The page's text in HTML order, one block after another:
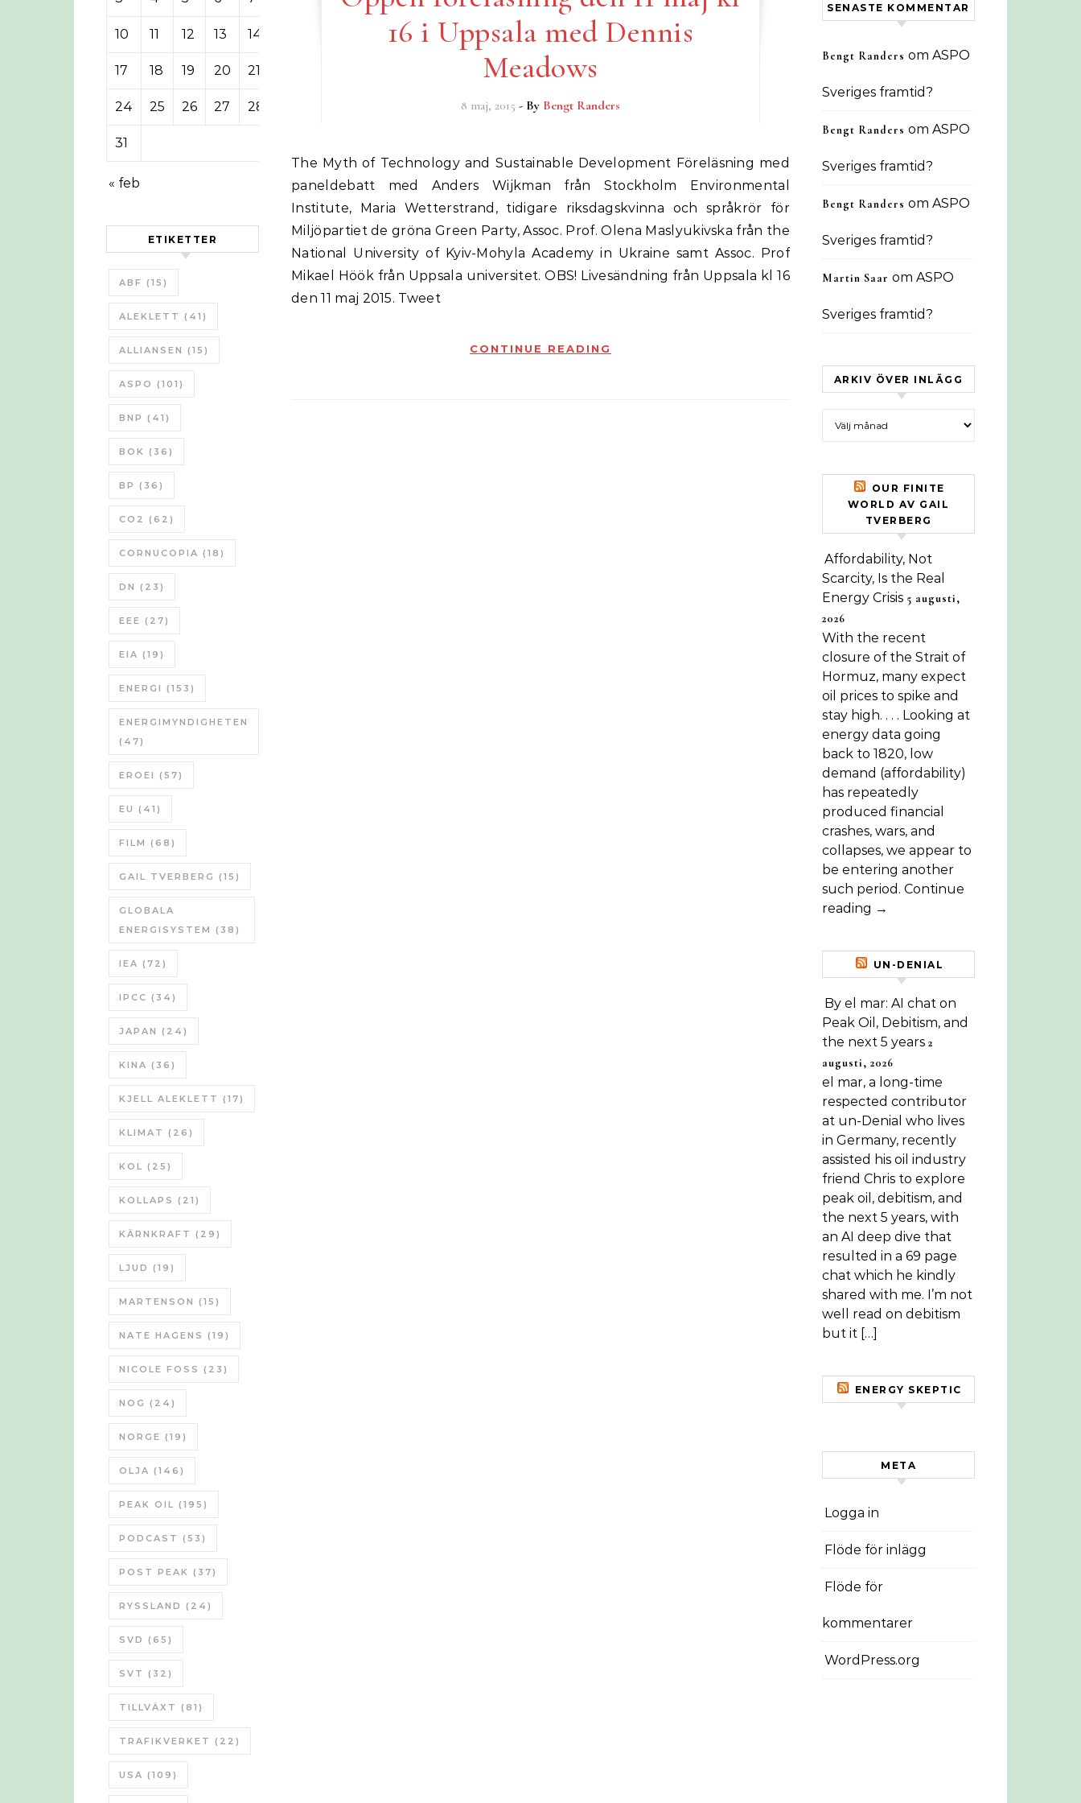
10 11 12 13 14
17 18 19 20 21
24 25 26 27 28
31
« feb
ETIKETTER
ABF (15)
ALEKLETT (41)
ALLIANSEN (15)
ASPO (101)
BNP (41)
BOK (36)
BP (36)
CO2 (62)
CORNUCOPIA (18)
DN (23)
EEE (27)
EIA (19)
ENERGI (153)
ENERGIMYNDIGHETEN
(47)
EROEI (57)
EU (41)
FILM (68)
GAIL TVERBERG (15)
GLOBALA
ENERGISYSTEM (38)
IEA (72)
IPCC (34)
JAPAN (24)
KINA (36)
KJELL ALEKLETT (17)
KLIMAT (26)
KOL (25)
KOLLAPS (21)
KÄRNKRAFT (29)
LJUD (19)
MARTENSON (15)
NATE HAGENS (19)
NICOLE FOSS (23)
NOG (24)
NORGE (19)
OLJA (146)
PEAK OIL (195)
PODCAST (53)
POST PEAK (37)
RYSSLAND (24)
SVD (65)
SVT (32)
TILLVÄXT (81)
TRAFIKVERKET (22)
USA (109)
16 i Uppsala med Dennis
Meadows
8 maj, 2015 - By Bengt Randers
The Myth of Technology and Sustainable Development Föreläsning med
paneldebatt med Anders Wijkman från Stockholm Environmental
Institute, Maria Wetterstrand, tidigare riksdagskvinna och språkrör för
Miljöpartiet de gröna Green Party, Assoc. Prof. Olena Maslyukivska från the
National University of Kyiv-Mohyla Academy in Ukraine samt Assoc. Prof
Mikael Höök från Uppsala universitet. OBS! Livesändning från Uppsala kl 16
den 11 maj 2015. Tweet
CONTINUE READING
SENASTE KOMMENTAR
Bengt Randers om ASPO
Sveriges framtid?
Bengt Randers om ASPO
Sveriges framtid?
Bengt Randers om ASPO
Sveriges framtid?
Martin Saar om ASPO
Sveriges framtid?
ARKIV ÖVER INLÄGG
OUR FINITE
WORLD AV GAIL
TVERBERG
Affordability, Not
Scarcity, Is the Real
Energy Crisis 5 augusti,
2026
With the recent
closure of the Strait of
Hormuz, many expect
oil prices to spike and
stay high. . . . Looking at
energy data going
back to 1820, low
demand (affordability)
has repeatedly
produced financial
crashes, wars, and
collapses, we appear to
be entering another
such period. Continue
reading →
UN-DENIAL
By el mar: AI chat on
Peak Oil, Debitism, and
the next 5 years 2
augusti, 2026
el mar, a long-time
respected contributor
at un-Denial who lives
in Germany, recently
assisted his oil industry
friend Chris to explore
peak oil, debitism, and
the next 5 years, with
an AI deep dive that
resulted in a 69 page
chat which he kindly
shared with me. I’m not
well read on debitism
but it […]
ENERGY SKEPTIC
META
Logga in
Flöde för inlägg
Flöde för
kommentarer
WordPress.org